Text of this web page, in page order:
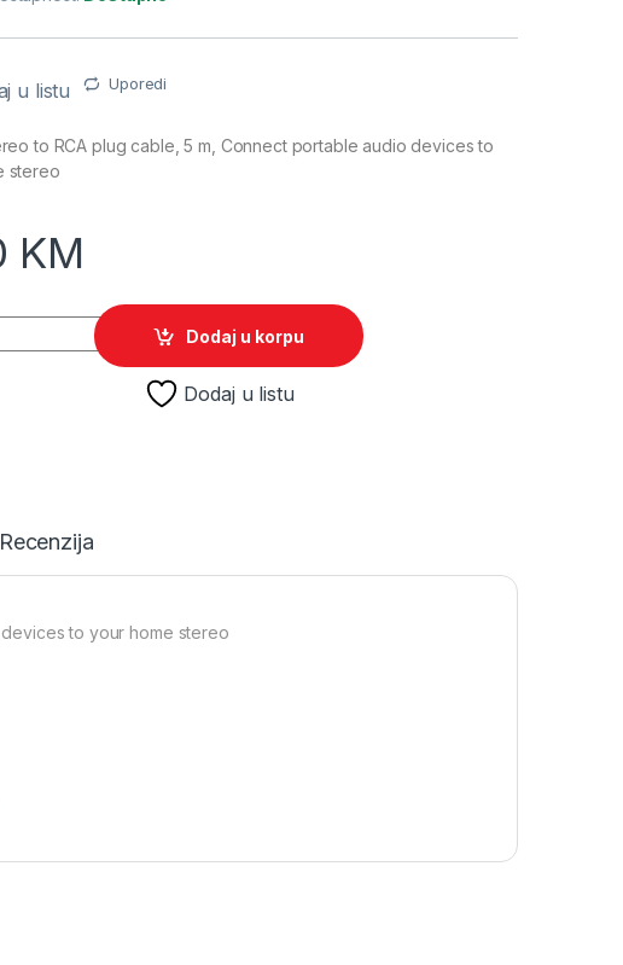
u listu Uporedi
to RCA plug cable, 5 m, Connect portable audio devices to
stereo
KM
GEMBIRD CCA-458-5M, 3,5mm stereo to 2 phono, 5m quantity
Dodaj u korpu
Dodaj u listu
Recenzija
to your home stereo